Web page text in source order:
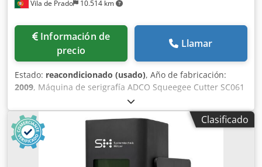
Vila de Prado 10.514 km
Información de
precio
Llamar
Estado: reacondicionado (usado), Año de fabricación:
2009, Máquina de serigrafía ADCO Squeegee Cutter SC061
(2009). Cjdpfjxk T Hpsx Apcerf Sartech es una empresa
especializada en soluciones para serigrafía,
automatización y robótica, y en la fabricación de túneles
UV (electrónicos) o de aire caliente.
Clasificado